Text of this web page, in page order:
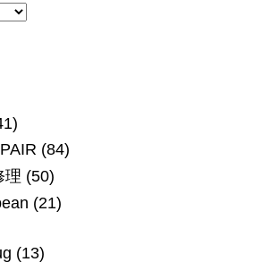
(84)
(50)
(21)
(13)